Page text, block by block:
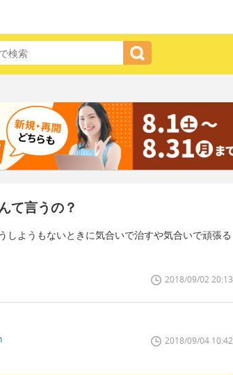
て言うの？
ようもないときに気合いで治すや気合いで頑張る
2018/09/02 20:13
2018/09/04 10:42